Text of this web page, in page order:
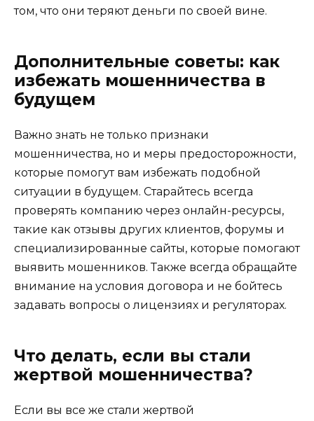
том, что они теряют деньги по своей вине.
Дополнительные советы: как
избежать мошенничества в
будущем
Важно знать не только признаки
мошенничества, но и меры предосторожности,
которые помогут вам избежать подобной
ситуации в будущем. Старайтесь всегда
проверять компанию через онлайн-ресурсы,
такие как отзывы других клиентов, форумы и
специализированные сайты, которые помогают
выявить мошенников. Также всегда обращайте
внимание на условия договора и не бойтесь
задавать вопросы о лицензиях и регуляторах.
Что делать, если вы стали
жертвой мошенничества?
Если вы все же стали жертвой